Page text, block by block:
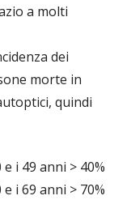
a molti
dei
morte in
quindi
i 49 anni > 40%
i 69 anni > 70%